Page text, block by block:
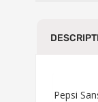
Pepsi